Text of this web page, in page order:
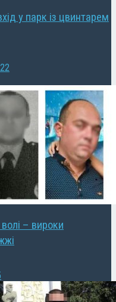
у парк із цвинтарем
– вироки